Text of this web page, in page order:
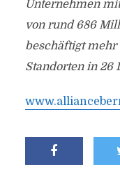
Unternehmen
von rund 686
beschäftigt mehr
Standorten in 26